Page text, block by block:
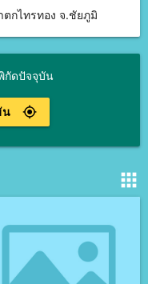
ตกไทรทอง จ.ชัยภูมิ
กัดปัจจุบัน
gps_fixed
น
apps